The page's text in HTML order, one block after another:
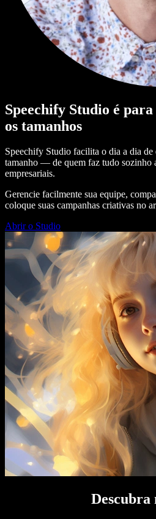
Speechify Studio é
os tamanhos
Speechify Studio facilita o dia a dia
tamanho — de quem faz tudo sozinho
empresariais.
Gerencie facilmente sua equipe,
coloque suas campanhas criativas no
Abrir o Studio
Descubra